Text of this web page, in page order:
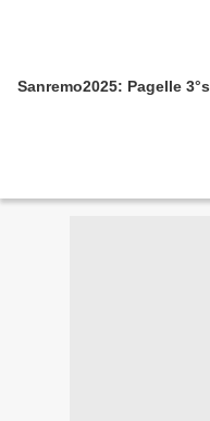
Sanremo2025: Pagelle